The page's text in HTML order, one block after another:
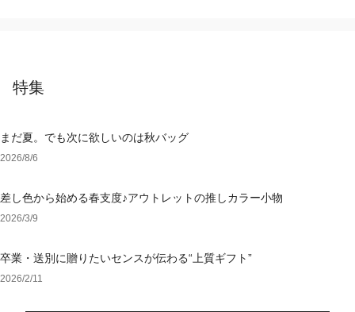
特集
まだ夏。でも次に欲しいのは秋バッグ
2026/8/6
差し色から始める春支度♪アウトレットの推しカラー小物
2026/3/9
卒業・送別に贈りたいセンスが伝わる“上質ギフト”
2026/2/11